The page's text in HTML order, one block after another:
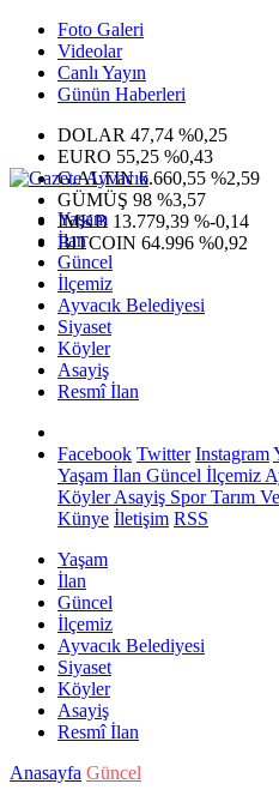
Foto Galeri
Videolar
Canlı Yayın
Günün Haberleri
DOLAR 47,74 %0,25
EURO 55,25 %0,43
G.ALTIN6.660,55 %2,59
GÜMÜŞ 98 %3,57
IMKB 13.779,39 %-0,14
BITCOIN 64.996 %0,92
Yaşam
İlan
Güncel
İlçemiz
Ayvacık Belediyesi
Siyaset
Köyler
Asayiş
Resmî İlan
Facebook Twitter Instagram
Yaşam İlan Güncel İlçemiz
KöylerAsayiş SporTarım
Künye İletişim RSS
Yaşam
İlan
Güncel
İlçemiz
Ayvacık Belediyesi
Siyaset
Köyler
Asayiş
Resmî İlan
Anasayfa Güncel